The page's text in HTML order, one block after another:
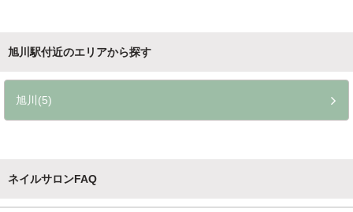
旭川駅付近のエリアから探す
旭川(5)
ネイルサロンFAQ